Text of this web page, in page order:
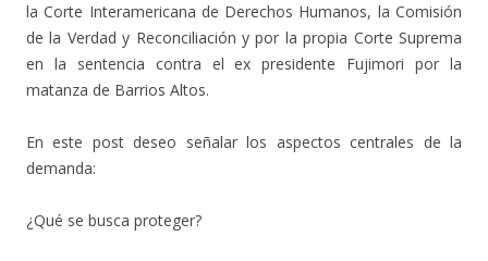
la Corte Interamericana de Derechos Humanos, la Comisión
de la Verdad y Reconciliación y por la propia Corte Suprema
en la sentencia contra el ex presidente Fujimori por la
matanza de Barrios Altos.
En este post deseo señalar los aspectos centrales de la
demanda:
¿Qué se busca proteger?